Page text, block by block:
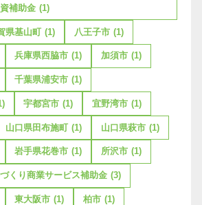
補助金 (1)
県基山町 (1) 八王子市 (1)
兵庫県西脇市 (1) 加須市 (1)
千葉県浦安市 (1)
宇都宮市 (1) 宜野湾市 (1)
山口県田布施町 (1) 山口県萩市 (1)
岩手県花巻市 (1) 所沢市 (1)
くり商業サービス補助金 (3)
東大阪市 (1) 柏市 (1)